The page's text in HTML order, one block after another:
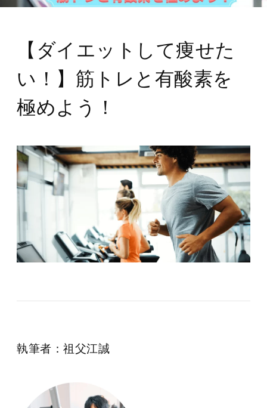
【ダイエットして痩せた
い！】筋トレと有酸素を
極めよう！
執筆者：祖父江誠